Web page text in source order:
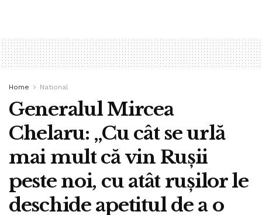
Home National
Generalul Mircea
Chelaru: „Cu cât se urlă
mai mult că vin Ruşii
peste noi, cu atât ruşilor le
deschide apetitul de a o